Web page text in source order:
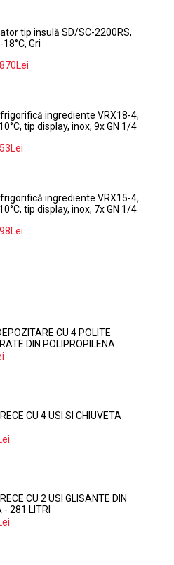
tip insulă SD/SC-2200RS,
Gri
ingrediente VRX18-4,
tip display, inox, 9x GN 1/4
ingrediente VRX15-4,
tip display, inox, 7x GN 1/4
CU 4 POLITE
DIN POLIPROPILENA
CU 4 USI SI CHIUVETA
CU 2 USI GLISANTE DIN
- 281 LITRI